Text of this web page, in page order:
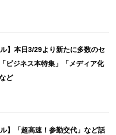
】本日3/29より新たに多数のセ
ビジネス本特集」「メディア化
ど
】「超高速！参勤交代」など話